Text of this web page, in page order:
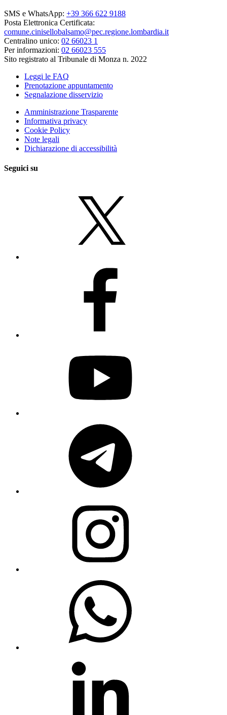
SMS e WhatsApp: +39 366 622 9188
Posta Elettronica Certificata:
comune.cinisellobalsamo@pec.regione.lombardia.it
Centralino unico: 02 66023 1
Per informazioni: 02 66023 555
Sito registrato al Tribunale di Monza n. 2022
Leggi le FAQ
Prenotazione appuntamento
Segnalazione disservizio
Amministrazione Trasparente
Informativa privacy
Cookie Policy
Note legali
Dichiarazione di accessibilità
Seguici su